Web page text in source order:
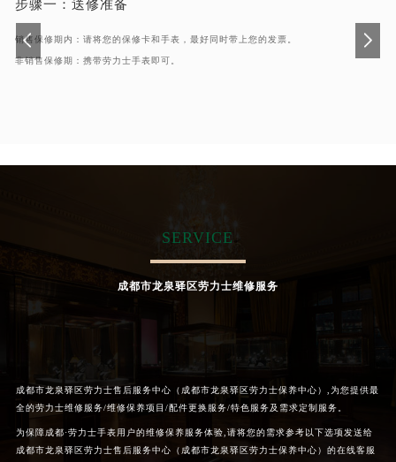
步骤一： 送修准备
销售保修期内：请将您的保修卡和手表，最好同时带上您的发票。
非销售保修期：携带劳力士手表即可。
SERVICE
成都市龙泉驿区劳力士维修服务
成都市龙泉驿区劳力士售后服务中心（成都市龙泉驿区劳力士保养中心）,为您提供最
全的劳力士维修服务/维修保养项目/配件更换服务/特色服务及需求定制服务。
为保障成都·劳力士手表用户的维修保养服务体验,请将您的需求参考以下选项发送给
成都市龙泉驿区劳力士售后服务中心（成都市龙泉驿区劳力士保养中心）的在线客服